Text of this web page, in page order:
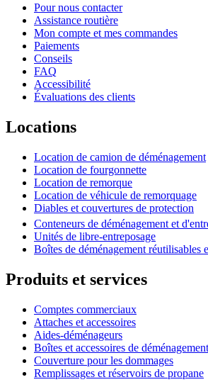
Pour nous contacter
Assistance routière
Mon compte et mes commandes
Paiements
Conseils
FAQ
Accessibilité
Évaluations des clients
Locations
Location de camion de déménagement
Location de fourgonnette
Location de remorque
Location de véhicule de remorquage
Diables et couvertures de protection
Conteneurs de déménagement et
Unités de libre-entreposage
Boîtes de déménagement réutilisables
Produits et services
Comptes commerciaux
Attaches et accessoires
Aides-déménageurs
Boîtes et accessoires de déménagement
Couverture pour les dommages
Remplissages et réservoirs de propane